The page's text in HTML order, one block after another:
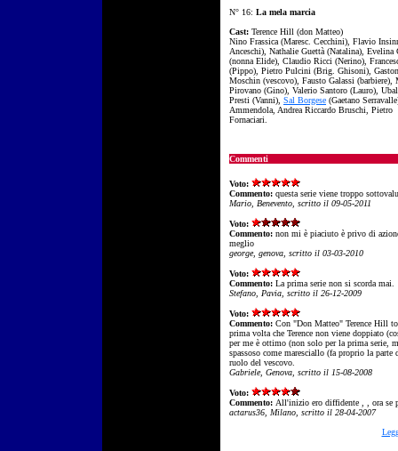
N° 16: La mela marcia
Cast: Terence Hill (don Matteo)
Nino Frassica (Maresc. Cecchini), Flavio
Anceschi), Nathalie Guettà (Natalina), Evelina
(nonna Elide), Claudio Ricci (Nerino),
(Pippo), Pietro Pulcini (Brig. Ghisoni),
Moschin (vescovo), Fausto Galassi (barbiere),
Pirovano (Gino), Valerio Santoro (Lauro),
Presti (Vanni), Sal Borgese (Gaetano
Ammendola, Andrea Riccardo Bruschi, Pietro
Fornaciari.
Commenti
Voto:
Commento: questa serie viene troppo
Mario, Benevento, scritto il 09-05-2011
Voto:
Commento: non mi è piaciuto è privo di
meglio
george, genova, scritto il 03-03-2010
Voto:
Commento: La prima serie non si scorda mai.
Stefano, Pavia, scritto il 26-12-2009
Voto:
Commento: Con "Don Matteo" Terence Hill
prima volta che Terence non viene doppiato
per me è ottimo (non solo per la prima serie,
spassoso come maresciallo (fa proprio la parte
ruolo del vescovo.
Gabriele, Genova, scritto il 15-08-2008
Voto:
Commento: All'inizio ero diffidente , , ora se
actarus36, Milano, scritto il 28-04-2007